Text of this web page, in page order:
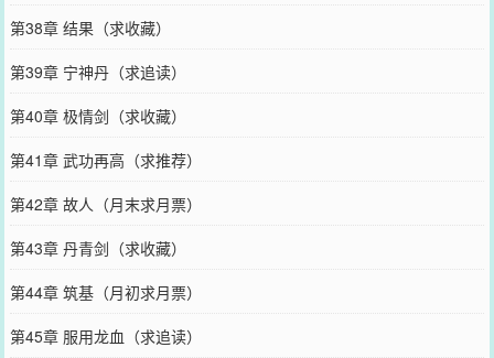
第38章 结果（求收藏）
第39章 宁神丹（求追读）
第40章 极情剑（求收藏）
第41章 武功再高（求推荐）
第42章 故人（月末求月票）
第43章 丹青剑（求收藏）
第44章 筑基（月初求月票）
第45章 服用龙血（求追读）